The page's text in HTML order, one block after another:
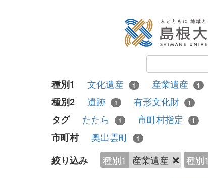
種別1 文化遺産 1 産業遺産 1
種別2 遺跡 1 有形文化財 1
タグ たたら 1 市町村指定 1
市町村 奥出雲町 1
絞り込み 種別1 産業遺産 種別1